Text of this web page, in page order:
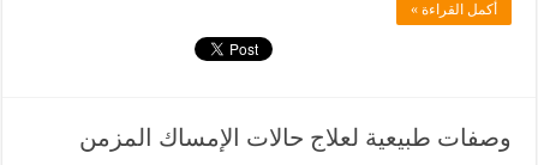
أكمل القراءة »
وصفات طبيعية لعلاج حالات الإمساك المزمن